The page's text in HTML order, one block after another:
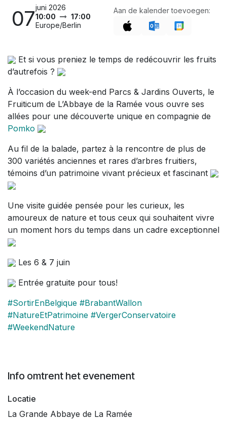
07juni 2026
10:00
17:00
Europe/Berlin
Aan de kalender toevoegen:
Et si vous preniez le temps de redécouvrir les fruits
d’autrefois ?
À l’occasion du week-end Parcs & Jardins Ouverts, le
Fruiticum de L’Abbaye de la Ramée vous ouvre ses
allées pour une découverte unique en compagnie de
Pomko
Au fil de la balade, partez à la rencontre de plus de
300 variétés anciennes et rares d’arbres fruitiers,
témoins d’un patrimoine vivant précieux et fascinant
Une visite guidée pensée pour les curieux, les
amoureux de nature et tous ceux qui souhaitent vivre
un moment hors du temps dans un cadre exceptionnel
Les 6 & 7 juin
Entrée gratuite pour tous!
#SortirEnBelgique #BrabantWallon
#NatureEtPatrimoine #VergerConservatoire
#WeekendNature
Info omtrent het evenement
Locatie
La Grande Abbaye de La Ramée